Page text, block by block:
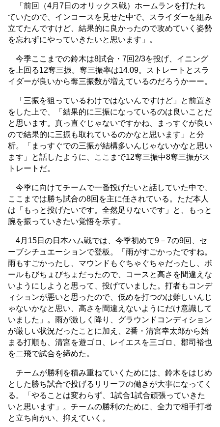
「前回（4月7日のオリックス戦）ホームランを打たれ
ていたので、インコースを見せた中で、スライダーを組み
立てたんですけど、結果的に良かったので攻めていく姿勢
を忘れずにやっていきたいと思います」。
今季ここまでの鈴木は8試合・7回2/3を投げ、イニング
を上回る12奪三振。奪三振率は14.09。ストレートとスラ
イダーが良いから奪三振数が増えているのだろうかーー。
「三振を狙っているわけではないんですけど」と前置き
をした上で、「結果的に三振になっているのは良いことだ
と思います。真っ直ぐじゃないですかね、まっすぐが良い
ので結果的に三振も取れているのかなと思います」と分
析。「まっすぐでの三振が結構多いんじゃないかなと思い
ます」と話したように、ここまで12奪三振中8奪三振がス
トレートだ。
今季に向けてチームで一番投げたいと話していた中で、
ここまでは勝ち試合の8回を主に任されている。ただ本人
は「もっと投げたいです。全然足りないです」と、もっと
腕を振っていきたい覚悟を示す。
4月15日の日本ハム戦では、今季初めて9－7の9回、セ
ーブシチュエーションで登板。「雨がすごかったですね。
雨もすごかったし、マウンドもぐちゃぐちゃだったし、ボ
ールもびちょびちょだったので、コースと高さを間違えな
いようにしようと思って、投げていました。打者もコンデ
ィションが悪いと思ったので、低めを打つのは難しいんじ
ゃないかなと思い、高さを間違えないようにだけ意識して
いました」。雨が激しく降り、グラウンドコンディション
が厳しい状況だったことに加え、2番・清宮幸太郎から始
まる打順も、清宮を遊ゴロ、レイエスを三ゴロ、郡司裕也
を二飛で試合を締めた。
チームが勝利を積み重ねていくためには、鈴木をはじめ
とした勝ち試合で投げるリリーフの働きが大事になってく
る。「やることは変わらず、1試合1試合頑張っていきた
いと思います」。チームの勝利のために、全力で相手打者
と立ち向かい、抑えていく。